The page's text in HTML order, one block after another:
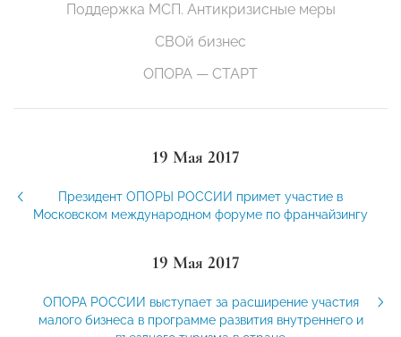
Поддержка МСП. Антикризисные меры
СВОй бизнес
ОПОРА — СТАРТ
19 Мая 2017
Президент ОПОРЫ РОССИИ примет участие в
Московском международном форуме по франчайзингу
19 Мая 2017
ОПОРА РОССИИ выступает за расширение участия
малого бизнеса в программе развития внутреннего и